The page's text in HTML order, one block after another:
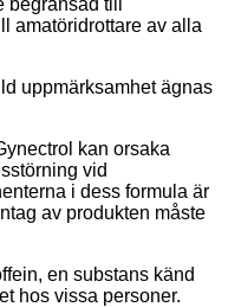
amatöridrottare av alla
uppmärksamhet ägnas
kan orsaka
vid
i dess formula är
av produkten måste
en substans känd
hos vissa personer.